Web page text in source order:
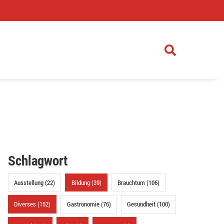
Schlagwort
Ausstellung (22) Bildung (39) Brauchtum (106)
Diverses (152) Gastronomie (76) Gesundheit (100)